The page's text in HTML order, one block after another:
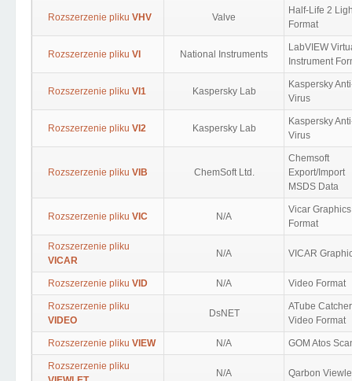
Rozszerzenie pliku VHV Valve
Half-Life 2
Format
Rozszerzenie pliku VI National Instruments
LabVIEW
Instrument
Rozszerzenie pliku VI1 Kaspersky Lab
Kaspersky
Virus
Rozszerzenie pliku VI2 Kaspersky Lab
Kaspersky
Virus
Rozszerzenie pliku VIB ChemSoft Ltd.
Chemsoft
Export/Import
MSDS Data
Rozszerzenie pliku VIC N/A
Vicar Graphics
Format
Rozszerzenie pliku
VICAR
N/A VICAR
Rozszerzenie pliku VID N/A Video Format
Rozszerzenie pliku
VIDEO
DsNET
ATube Catcher
Video Format
Rozszerzenie pliku VIEW N/A GOM Atos
Rozszerzenie pliku
N/A Qarbon